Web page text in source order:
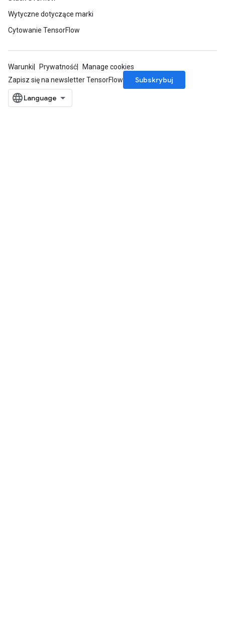
Wytyczne dotyczące marki
Cytowanie TensorFlow
Warunki Prywatność
Manage cookies
Zapisz się na newsletter TensorFlow
Subskrybuj